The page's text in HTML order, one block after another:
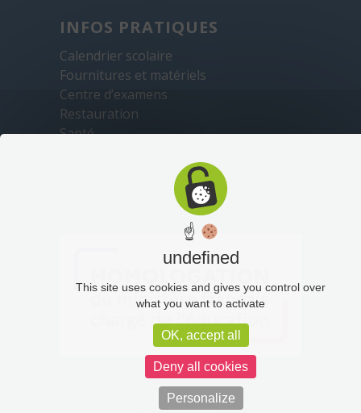
INFOS PRATIQUES
Calendrier scolaire
Fournitures et matériels
Centre d’examens
Restauration
Santé
☝
undefined
This site uses cookies and gives you control over
what you want to activate
OK, accept all
Deny all cookies
Personalize